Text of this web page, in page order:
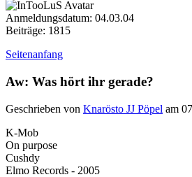
Anmeldungsdatum: 04.03.04
Beiträge: 1815
Seitenanfang
Aw: Was hört ihr gerade?
Geschrieben von Knarösto JJ Pöpel am
K-Mob
On purpose
Cushdy
Elmo Records - 2005